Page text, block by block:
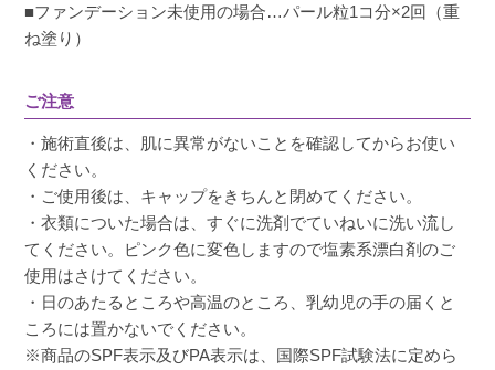
■ファンデーション未使用の場合…パール粒1コ分×2回（重
ね塗り）
ご注意
・施術直後は、肌に異常がないことを確認してからお使い
ください。
・ご使用後は、キャップをきちんと閉めてください。
・衣類についた場合は、すぐに洗剤でていねいに洗い流し
てください。ピンク色に変色しますので塩素系漂白剤のご
使用はさけてください。
・日のあたるところや高温のところ、乳幼児の手の届くと
ころには置かないでください。
※商品のSPF表示及びPA表示は、国際SPF試験法に定めら